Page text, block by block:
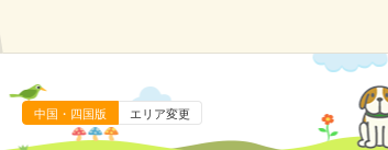
中国・四国版 エリア変更